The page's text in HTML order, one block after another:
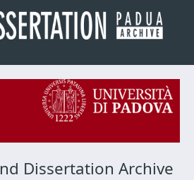
Dissertation Archive